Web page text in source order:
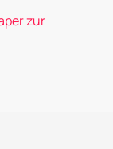
zur